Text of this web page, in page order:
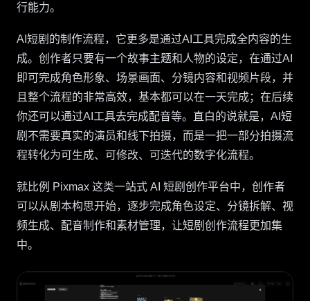
行能力。
AI短剧的制作流程，它更多是通过AI工具完成全内容的生
成。创作者只要有一个故事主题和人物的设定，在通过AI
即可完成角色形象、场景画面、分镜内容和视频片段，并
且整个流程的非常高效，基本都可以在一天完成；在后续
你还可以通过AI工具去完成配音等。直白的说就是，AI短
剧不需要真实的演员和线下拍摄，而是一把一部分拍摄流
程转化为可生成、可修改、可迭代的数字化流程。
就比例 Pixmax 这类一站式 AI 短剧创作平台中，创作者
可以从剧本构思开始，逐步完成角色设定、分镜拆解、视
频生成、配音制作和素材管理，让短剧创作流程更加集
中。